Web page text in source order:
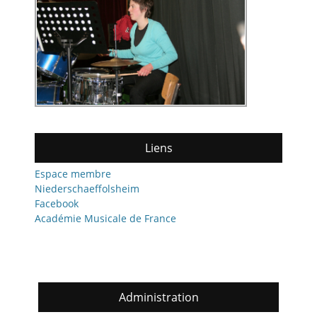
Liens
Espace membre
Niederschaeffolsheim
Facebook
Académie Musicale de France
Administration